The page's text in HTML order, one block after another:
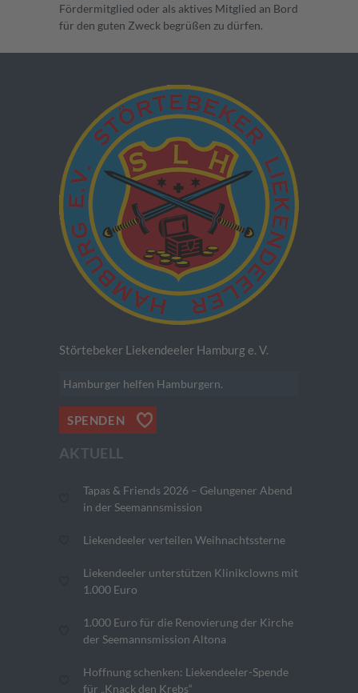
Fördermitglied oder als aktives Mitglied an Bord
für den guten Zweck begrüßen zu dürfen.
Störtebeker Liekendeeler Hamburg e. V.
Hamburger helfen Hamburgern.
SPENDEN
AKTUELL
Tapas & Friends 2026 – Gelungener Abend
in der Seemannsmission
Liekendeeler verteilen Weihnachtssterne
Liekendeeler unterstützen Klinikclowns mit
1.000 Euro
1.000 Euro für die Renovierung der Kirche
der Seemannsmission Altona
Hoffnung schenken: Liekendeeler-Spende
für „Knack den Krebs“